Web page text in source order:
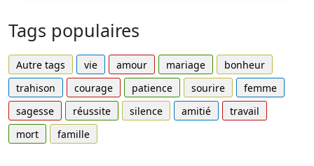
Tags populaires
Autre tags vie amour mariage
bonheur
trahison
courage patience sourire
femme
sagesse
réussite silence amitié
travail
mort
famille